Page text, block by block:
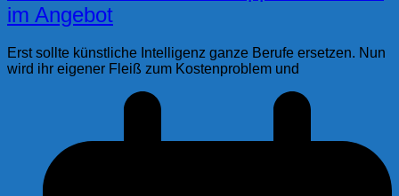
im Angebot
Erst sollte künstliche Intelligenz ganze Berufe ersetzen. Nun
wird ihr eigener Fleiß zum Kostenproblem und